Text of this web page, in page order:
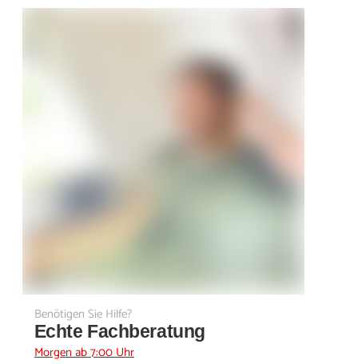
Benötigen Sie Hilfe?
Echte Fachberatung
Morgen ab 7:00 Uhr